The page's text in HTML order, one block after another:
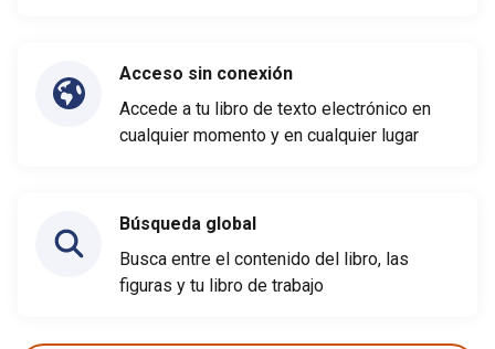
Acceso sin conexión
Accede a tu libro de texto electrónico en
cualquier momento y en cualquier lugar
Búsqueda global
Busca entre el contenido del libro, las
figuras y tu libro de trabajo